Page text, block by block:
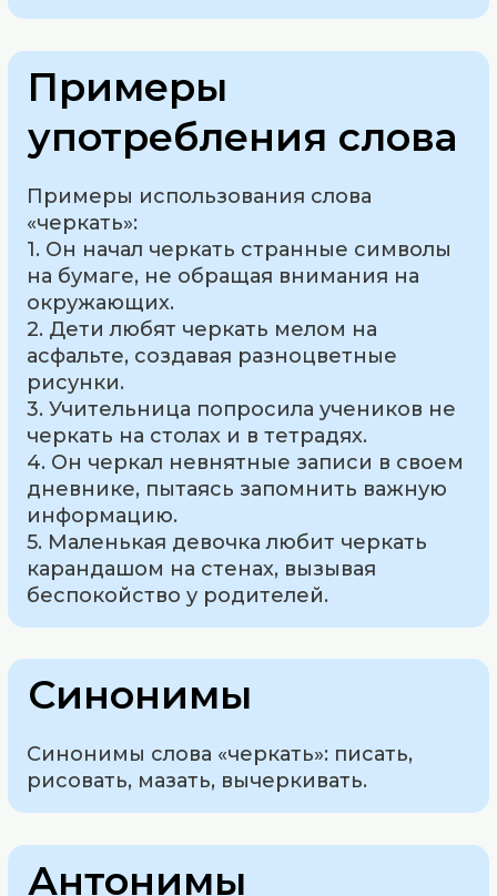
Примеры
употребления слова
Примеры использования слова
«черкать»:
1. Он начал черкать странные символы
на бумаге, не обращая внимания на
окружающих.
2. Дети любят черкать мелом на
асфальте, создавая разноцветные
рисунки.
3. Учительница попросила учеников не
черкать на столах и в тетрадях.
4. Он черкал невнятные записи в своем
дневнике, пытаясь запомнить важную
информацию.
5. Маленькая девочка любит черкать
карандашом на стенах, вызывая
беспокойство у родителей.
Синонимы
Синонимы слова «черкать»: писать,
рисовать, мазать, вычеркивать.
Антонимы